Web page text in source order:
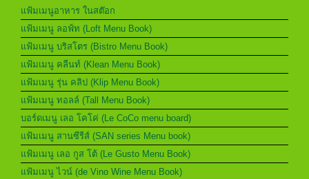
แฟ้มเมนูอาหาร ในสต๊อก
แฟ้มเมนู ลอฟ์ท (Loft Menu Book)
แฟ้มเมนู บริสโตร (Bistro Menu Book)
แฟ้มเมนู คลีนท์ (Klean Menu Book)
แฟ้มเมนู รุ่น คลิป (Klip Menu Book)
แฟ้มเมนู ทอลล์ (Tall Menu Book)
บอร์ดเมนู เลอ โคโค่ (Le CoCo menu board)
แฟ้มเมนู สานซีรีส์ (SAN series Menu book)
แฟ้มเมนู เลอ กูส โต้ (Le Gusto Menu Book)
แฟ้มเมนู ไวน์ (de Vino Wine Menu Book)